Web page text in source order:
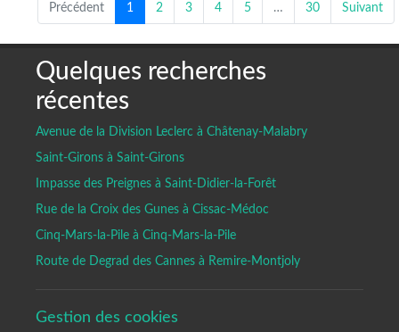
Précédent 1 2 3 4 5 … 30 Suivant
Quelques recherches
récentes
Avenue de la Division Leclerc à Châtenay-Malabry
Saint-Girons à Saint-Girons
Impasse des Preignes à Saint-Didier-la-Forêt
Rue de la Croix des Gunes à Cissac-Médoc
Cinq-Mars-la-Pile à Cinq-Mars-la-Pile
Route de Degrad des Cannes à Remire-Montjoly
Gestion des cookies